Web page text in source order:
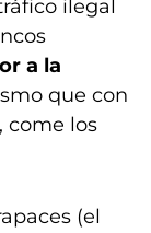
ilegal
a la
que con
come los
(el